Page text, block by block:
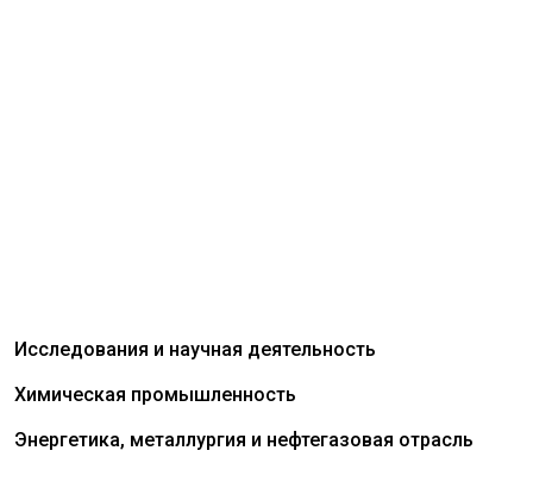
Исследования и научная деятельность
Химическая промышленность
Энергетика, металлургия и нефтегазовая отрасль